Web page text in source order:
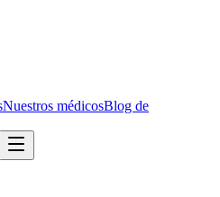
Nuestros médicosBlog de